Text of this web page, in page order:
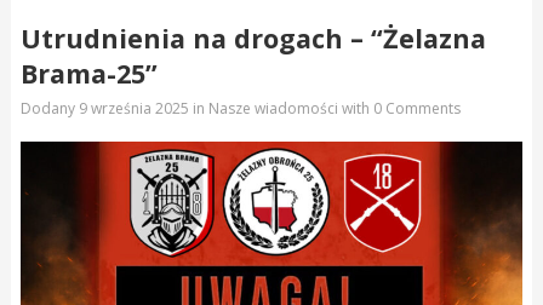
Utrudnienia na drogach – “Żelazna
Brama-25”
Dodany 9 września 2025 in Nasze wiadomości with 0 Comments